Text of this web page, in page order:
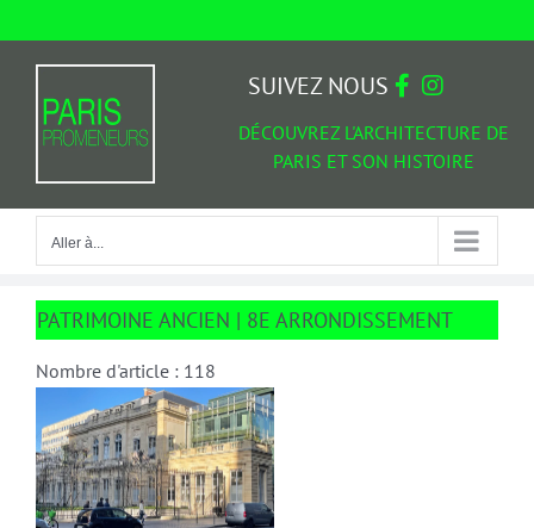
Aller à...
DÉCOUVREZ L'ARCHITECTURE DE
PARIS ET SON HISTOIRE
SUIVEZ NOUS
Aller à...
PATRIMOINE ANCIEN | 8E ARRONDISSEMENT
Nombre d'article : 118